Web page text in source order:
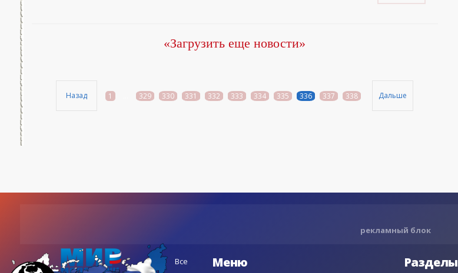
«Загрузить еще новости»
Назад 1 329 330 331 332 333 334 335 336 337 338 Дальше
рекламный блок
Все Меню Разделы